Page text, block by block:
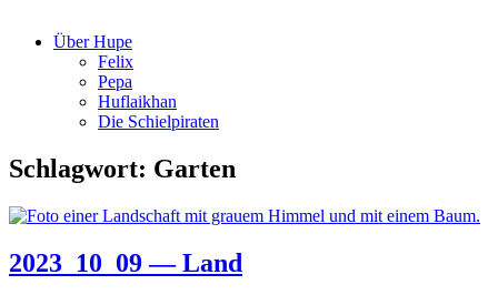
Über Hupe
Felix
Pepa
Huflaikhan
Die Schielpiraten
Schlagwort: Garten
2023_10_09 — Land